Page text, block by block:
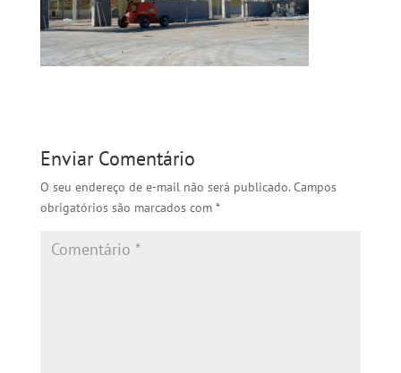
Enviar Comentário
O seu endereço de e-mail não será publicado. Campos
obrigatórios são marcados com *